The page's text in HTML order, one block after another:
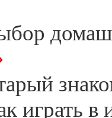
играть в